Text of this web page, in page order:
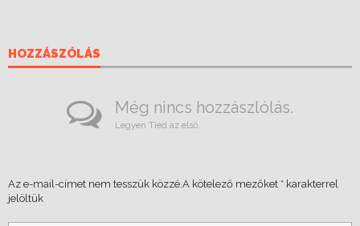
HOZZÁSZÓLÁS
Még nincs hozzászlólás.
Legyen Tiéd az első.
Az e-mail-címet nem tesszük közzé. A kötelező mezőket * karakterrel
jelöltük